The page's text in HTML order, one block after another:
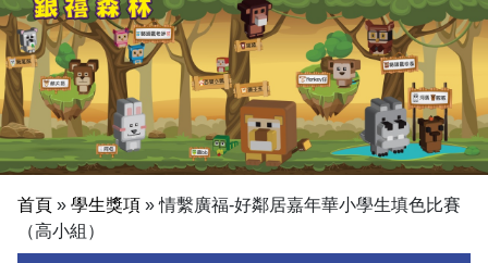
首頁 » 學生獎項 »情繫廣福-好鄰居嘉年華小學生填色比賽
（高小組）